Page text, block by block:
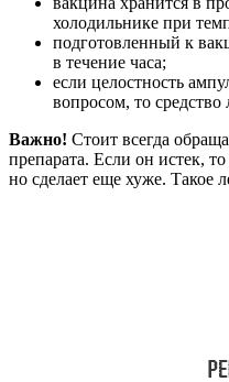
холодильнике при
подготовленный к
в течение часа;
если целостность
вопросом, то
Важно! Стоит всегда
препарата. Если он истек,
но сделает еще хуже. Такое